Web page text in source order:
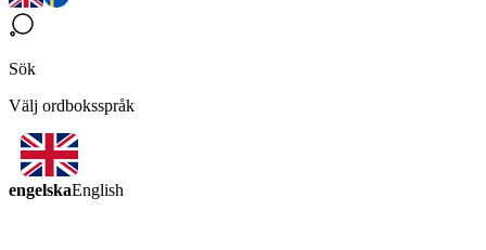
Sök
Välj ordboksspråk
engelskaEnglish